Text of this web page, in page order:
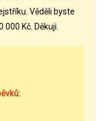
Věděli byste
Kč. Děkuji.